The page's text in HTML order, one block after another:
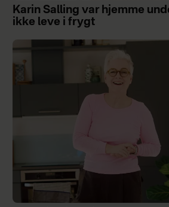
Karin Salling var hjemme
ikke leve i frygt